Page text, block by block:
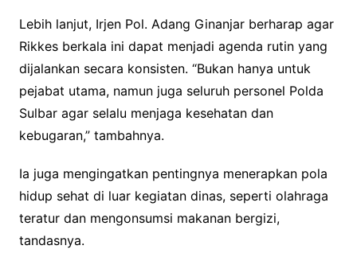
Lebih lanjut, Irjen Pol. Adang Ginanjar berharap agar
Rikkes berkala ini dapat menjadi agenda rutin yang
dijalankan secara konsisten. “Bukan hanya untuk
pejabat utama, namun juga seluruh personel Polda
Sulbar agar selalu menjaga kesehatan dan
kebugaran,” tambahnya.
Ia juga mengingatkan pentingnya menerapkan pola
hidup sehat di luar kegiatan dinas, seperti olahraga
teratur dan mengonsumsi makanan bergizi,
tandasnya.